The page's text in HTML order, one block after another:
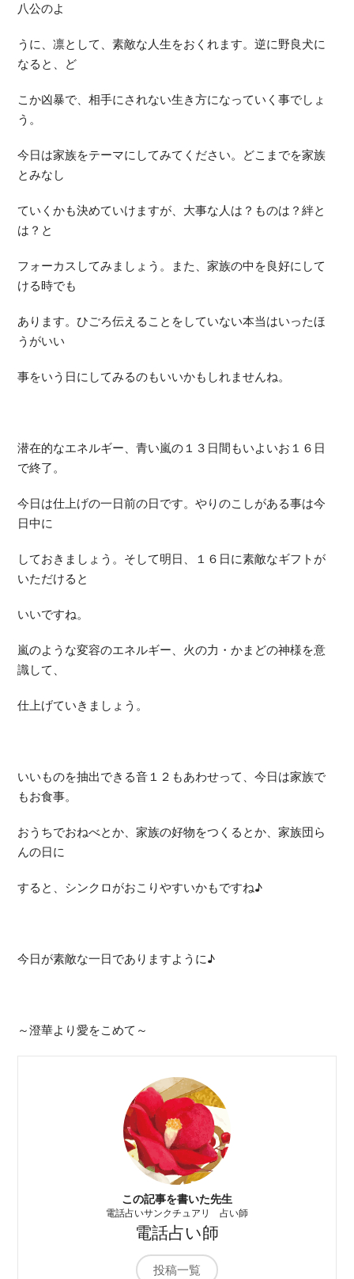
八公のよ
うに、凛として、素敵な人生をおくれます。逆に野良犬に
なると、ど
こか凶暴で、相手にされない生き方になっていく事でしょ
う。
今日は家族をテーマにしてみてください。どこまでを家族
とみなし
ていくかも決めていけますが、大事な人は？ものは？絆と
は？と
フォーカスしてみましょう。また、家族の中を良好にして
ける時でも
あります。ひごろ伝えることをしていない本当はいったほ
うがいい
事をいう日にしてみるのもいいかもしれませんね。
潜在的なエネルギー、青い嵐の１３日間もいよいお１６日
で終了。
今日は仕上げの一日前の日です。やりのこしがある事は今
日中に
しておきましょう。そして明日、１６日に素敵なギフトが
いただけると
いいですね。
嵐のような変容のエネルギー、火の力・かまどの神様を意
識して、
仕上げていきましょう。
いいものを抽出できる音１２もあわせって、今日は家族で
もお食事。
おうちでおねべとか、家族の好物をつくるとか、家族団ら
んの日に
すると、シンクロがおこりやすいかもですね♪
今日が素敵な一日でありますように♪
～澄華より愛をこめて～
この記事を書いた先生
電話占いサンクチュアリ 占い師
電話占い師
投稿一覧